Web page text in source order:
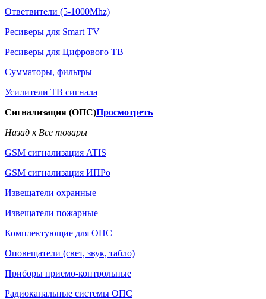
Ответвители (5-1000Mhz)
Ресиверы для Smart TV
Ресиверы для Цифрового ТВ
Сумматоры, фильтры
Усилители ТВ сигнала
Сигнализация (ОПС)Просмотреть
Назад к Все товары
GSM сигнализация ATIS
GSM сигнализация ИПРо
Извещатели охранные
Извещатели пожарные
Комплектующие для ОПС
Оповещатели (свет, звук, табло)
Приборы приемо-контрольные
Радиоканальные системы ОПС